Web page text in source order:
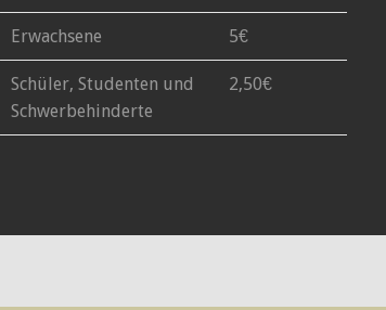
Erwachsene 5€
Schüler, Studenten und
Schwerbehinderte
2,50€